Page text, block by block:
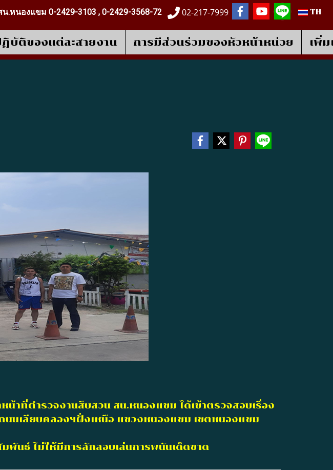
น.หนองแขม 0-2429-3103 , 0-2429-3568-72 02-217-7999 TH
บัติของแต่ละสายงาน การมีส่วนร่วมของหัวหน้าหน่วย เพิ่
าที่ตำรวจงานสืบสวน สน.หนองแขม ได้เข้าตรวจสอบเรื่อง
นนเลียบคลองฯฝั่งเหนือ แขวงหนองแขม เขตหนองแขม
พันธ์ ไม่ให้มีการลักลอบเล่นการพนันเด็ดขาด